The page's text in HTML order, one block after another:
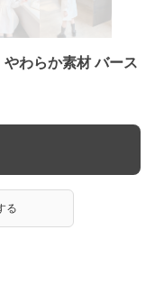
わらか素材 バース
る